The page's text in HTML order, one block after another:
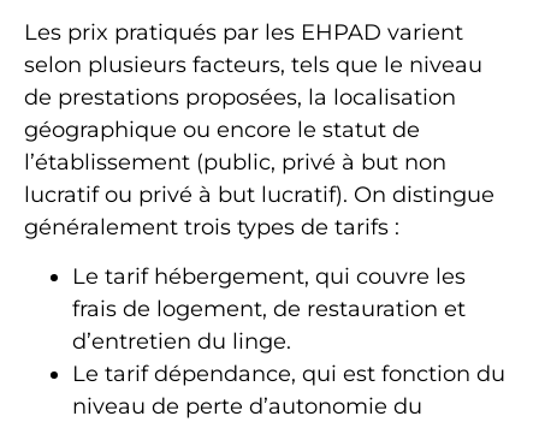
Les prix pratiqués par les EHPAD varient
selon plusieurs facteurs, tels que le niveau
de prestations proposées, la localisation
géographique ou encore le statut de
l’établissement (public, privé à but non
lucratif ou privé à but lucratif). On distingue
généralement trois types de tarifs :
Le tarif hébergement, qui couvre les
frais de logement, de restauration et
d’entretien du linge.
Le tarif dépendance, qui est fonction du
niveau de perte d’autonomie du